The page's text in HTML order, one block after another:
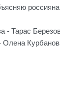
- Тарас
Олена